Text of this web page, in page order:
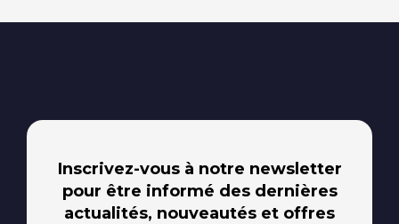
Inscrivez-vous à notre newsletter
pour être informé des dernières
actualités, nouveautés et offres